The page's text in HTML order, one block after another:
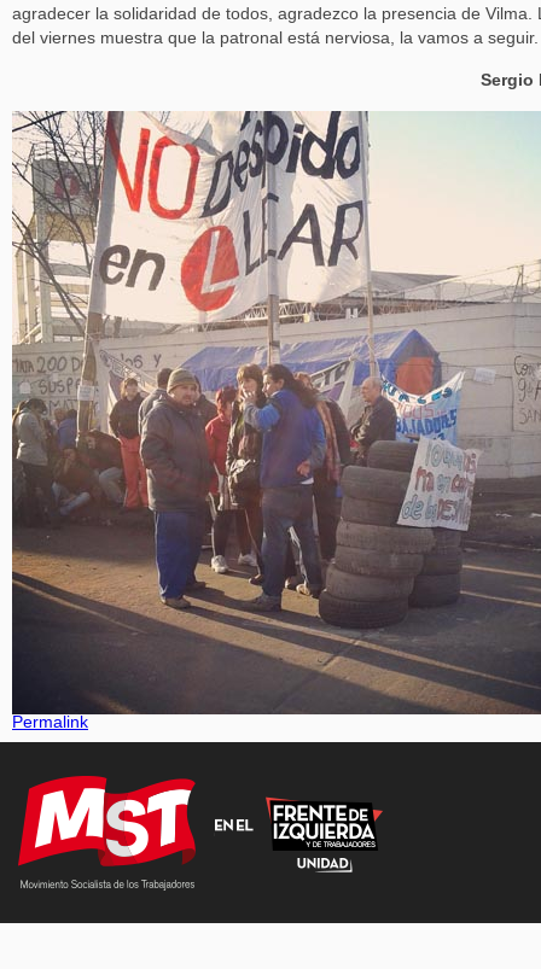
agradecer la solidaridad de todos, agradezco la presencia de Vilma.
del viernes muestra que la patronal está nerviosa, la vamos a seguir.
Sergio
Permalink